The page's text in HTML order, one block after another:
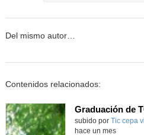
Del mismo autor…
Contenidos relacionados:
subido por Tic cepa
hace un mes